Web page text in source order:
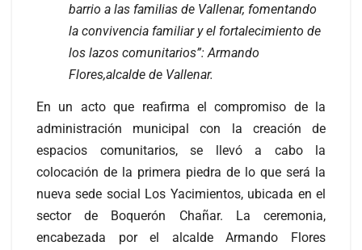
barrio a las familias de Vallenar, fomentando
la convivencia familiar y el fortalecimiento de
los lazos comunitarios”: Armando
Flores,alcalde de Vallenar.
En un acto que reafirma el compromiso de la
administración municipal con la creación de
espacios comunitarios, se llevó a cabo la
colocación de la primera piedra de lo que será la
nueva sede social Los Yacimientos, ubicada en el
sector de Boquerón Chañar. La ceremonia,
encabezada por el alcalde Armando Flores